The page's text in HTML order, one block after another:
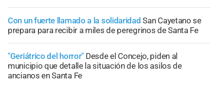
Con un fuerte llamado a la solidaridad San Cayetano se
prepara para recibir a miles de peregrinos de Santa Fe
"Geriátrico del horror" Desde el Concejo, piden al
municipio que detalle la situación de los asilos de
ancianos en Santa Fe